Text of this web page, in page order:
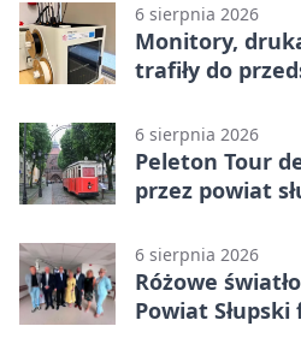
6 sierpnia 2026
Monitory,
trafiły do
6 sierpnia 2026
Peleton Tour
przez powiat
6 sierpnia 2026
Różowe
Powiat